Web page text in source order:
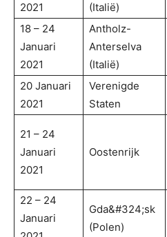
2021
(Italië)
18 – 24
Januari
2021
Antholz-
Anterselva
(Italië)
20 Januari
2021
Verenigde
Staten
21 – 24
Januari
2021
Oostenrijk
22 – 24
Januari
Gda&#324;sk
(Polen)